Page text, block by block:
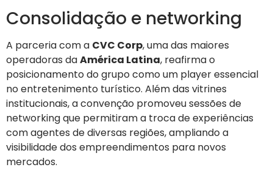
Consolidação e networking
A parceria com a CVC Corp, uma das maiores
operadoras daAmérica Latina, reafirma o
posicionamento do grupo como um player essencial
no entretenimento turístico. Além das vitrines
institucionais, a convenção promoveu sessões de
networking que permitiram a troca de experiências
com agentes de diversas regiões, ampliando a
visibilidade dos empreendimentos para novos
mercados.